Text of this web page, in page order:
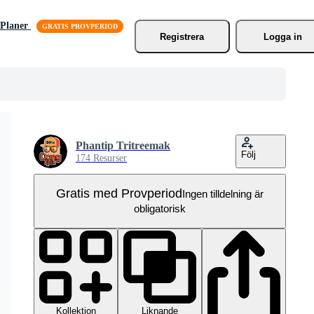
Planer
Registrera
Logga in
Phantip Tritreemak
174 Resurser Följ
Gratis med ProvperiodIngen tilldelning är
obligatorisk
Kollektion
Liknande